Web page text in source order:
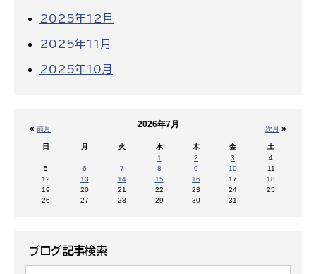
2025年12月
2025年11月
2025年10月
« 前月 次月 »
2026年7月
日 月 火 水 木 金
土
1
2 3
4
5
6 7 8 9 10
11
12
13 14 15 16 17
18
19
20 21 22 23 24
25
26
27 28 29 30 31
ブログ記事検索